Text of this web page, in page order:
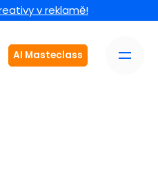
v reklamě!
AI Masteclass